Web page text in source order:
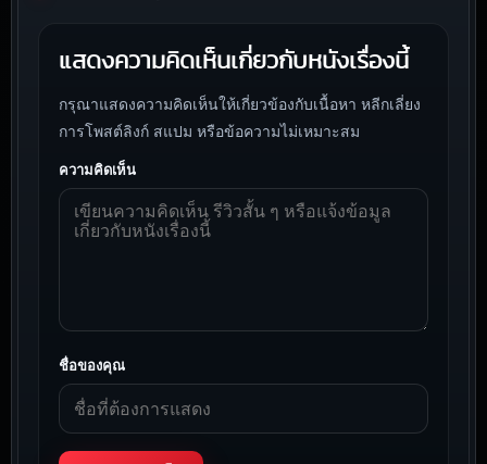
แสดงความคิดเห็นเกี่ยวกับหนังเรื่องนี้
กรุณาแสดงความคิดเห็นให้เกี่ยวข้องกับเนื้อหา หลีกเลี่ยง
การโพสต์ลิงก์ สแปม หรือข้อความไม่เหมาะสม
ความคิดเห็น
ชื่อของคุณ